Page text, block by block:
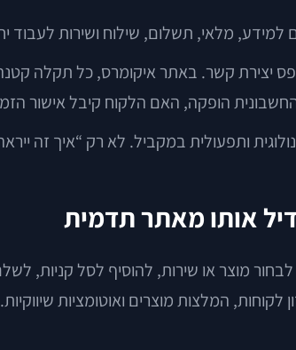
מלאי, תשלום, שילוח ושירות לעבוד
יצירת קשר. באתר איקומרס, כל תקלה
הופקה, האם הלקוח קיבל אישור
ותפעולית במקביל. לא רק “איך זה
אותו מאתר תדמית
מוצר או שירות, להוסיף לסל קניות,
לקוחות, המלצות מוצרים ואוטומציות שיווקיות.